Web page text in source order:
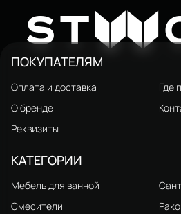
STW
ПОКУПАТЕЛЯМ
Оплата и доставка
Где
О бренде
Реквизиты
КАТЕГОРИИ
Мебель для ванной
Смесители